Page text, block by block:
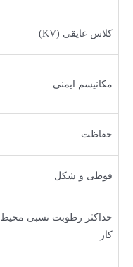
کلاس عایقی (KV)
مکانیسم ایمنی
حفاظت
قوطی و شکل
حداکثر رطوبت نسبی محیط
کار